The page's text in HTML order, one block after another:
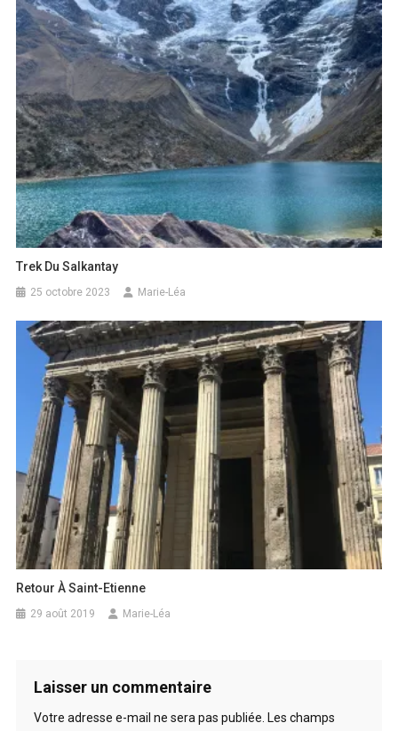
Trek Du Salkantay
25 octobre 2023 Marie-Léa
Retour À Saint-Etienne
29 août 2019 Marie-Léa
Laisser un commentaire
Votre adresse e-mail ne sera pas publiée. Les champs